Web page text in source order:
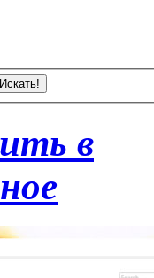
Искать!